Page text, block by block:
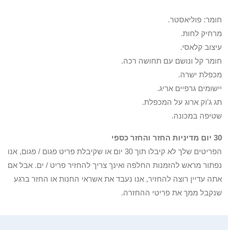
חומר: פוליאסטר.
מרחיק לחות.
עיצוב קלאסי.
חומר קל ונושם עם תחושה רכה.
מכפלת ישרה.
יישומים גרפיים אריג.
תג ג'וק ארוג על המכפלת.
שטיפה במכונה.
30 יום מדיניות החזר והחזר כספי
הפריטים שלך לא קיבלו תוך 30 יום או שקיבלת פריט פגום / פגום, אנו
נפתור מראש להזמנות החלפה ואינך צריך להחזיר פריט / ים. אבל אם
אתה עדיין רוצה להחזיר, אנו נעבד את אשראי החנות או החזר ברגע
שנקבל ממך את פריטי ההחזרה.